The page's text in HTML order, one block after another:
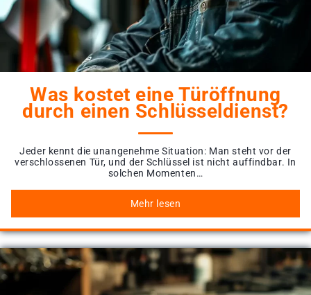
Was kostet eine Türöffnung
durch einen Schlüsseldienst?
Jeder kennt die unangenehme Situation: Man steht vor der
verschlossenen Tür, und der Schlüssel ist nicht auffindbar. In
solchen Momenten…
Mehr lesen